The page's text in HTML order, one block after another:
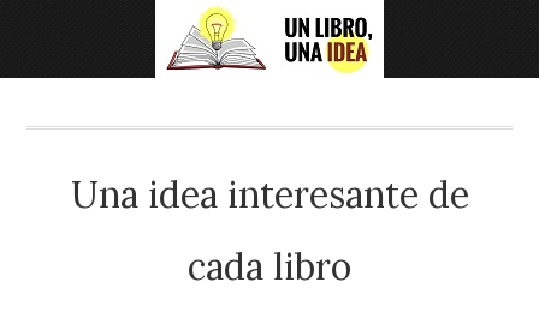
Una idea interesante de
cada libro